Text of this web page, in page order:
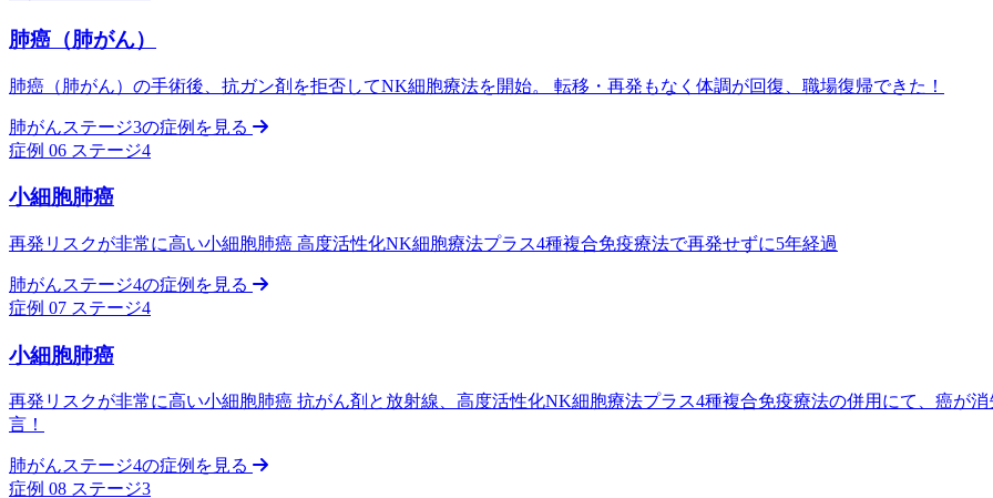
肺癌（肺がん）
肺癌（肺がん）の手術後、抗ガン剤を拒否してNK細胞療法を開始。 転移・再発もなく体調が回復、職場復帰できた！
肺がんステージ3の症例を見る
症例 06 ステージ4
小細胞肺癌
再発リスクが非常に高い小細胞肺癌 高度活性化NK細胞療法プラス4種複合免疫療法で再発せずに5年経過
肺がんステージ4の症例を見る
症例 07 ステージ4
小細胞肺癌
再発リスクが非常に高い小細胞肺癌 抗がん剤と放射線、高度活性化NK細胞療法プラス4種複合免疫療法の併用にて、癌が
言！
肺がんステージ4の症例を見る
症例 08 ステージ3